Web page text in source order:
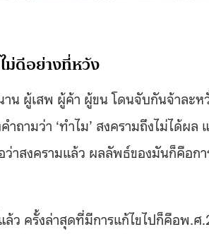
ม่ดีอย่างที่หวัง
าน ผู้เสพ ผู้ค้า ผู้ขน โดนจับกันจ้าละ
ถามว่า ‘ทำไม’ สงครามถึงไม่ได้ผ
าสงครามแล้ว ผลลัพธ์ของมันก็คือกา
ว ครั้งล่าสุดที่มีการแก้ไขไปก็คือพ.